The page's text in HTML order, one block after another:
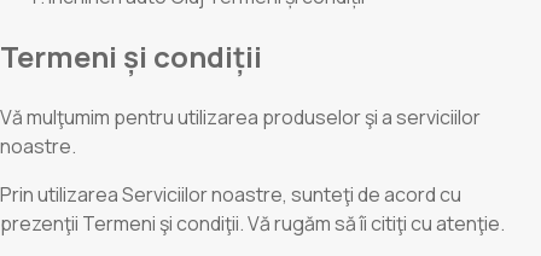
Termeni și condiții
Vă mulţumim pentru utilizarea produselor şi a serviciilor
noastre.
Prin utilizarea Serviciilor noastre, sunteţi de acord cu
prezenţii Termeni şi condiţii. Vă rugăm să îi citiţi cu atenţie.